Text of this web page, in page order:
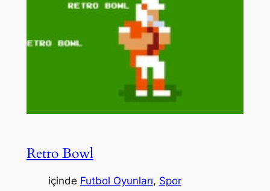
Retro Bowl
içinde Futbol Oyunları, Spor